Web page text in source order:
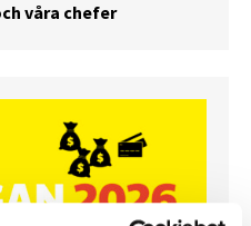
våra chefer